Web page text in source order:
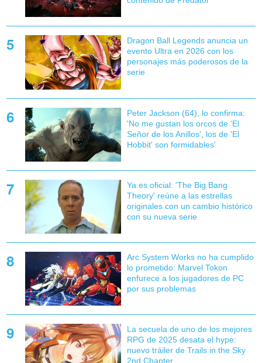
Dragon Ball Legends anuncia un
evento Ultra en 2026 con los
personajes más poderosos de la
serie
Peter Jackson (64), lo confirma:
'No me gustan los orcos de 'El
Señor de los Anillos', los de 'El
Hobbit' son formidables'
Ya es oficial: 'The Big Bang
Theory' reúne a las estrellas
originales con un cambio histórico
con su nueva serie
Arc System Works no ha cumplido
lo prometido: Marvel Tokon
enfurece a los jugadores de PC
por sus problemas
La secuela de uno de los mejores
RPG de 2025 desata el hype:
nuevo tráiler de Trails in the Sky
2nd Chapter